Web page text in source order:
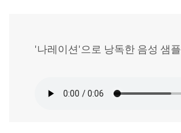
'나레이션'으로 낭독한 음성 샘플